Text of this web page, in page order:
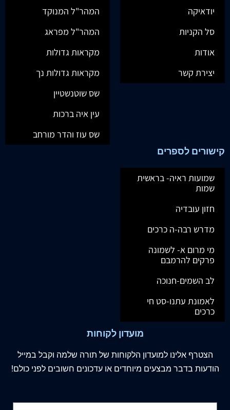
יודאיקה
סל הקניות
אודות
יצירת קשר
המהר"ל המנוקד
המהר"ל מפראג
מקראות גדולות
מקראות גדולות נך
שס שוטנשטיין
עין איה ברכות
שס עוז והדר מורחב
קישורים לספרים
שמועות ראיה- בראשית
שמות
חזון עובדיה
מדרש רבה-ה כרכים
מי מרום א- לשמונה
פרקים להרמבם
לב השמים-חנוכה
לאמונת עתנו-סט חי
כרכים
מועדון לקוחות
הצטרף אלינו למועדון הלקוחות של תורה שלמה וקבל במייל
הודעות בדבר מבצעים מיוחדים או עדכונים חשובים לפני כולם!